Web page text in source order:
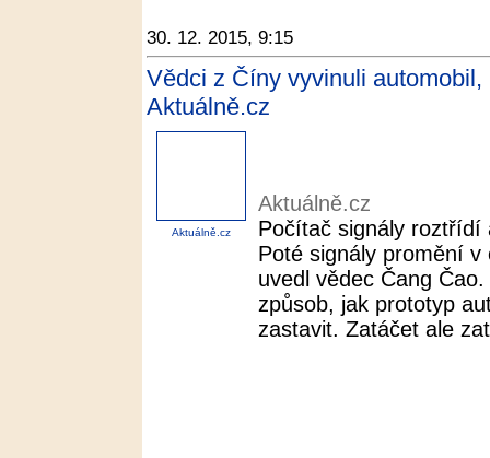
30. 12. 2015, 9:15
Vědci z Číny vyvinuli
Aktuálně.cz
Aktuálně.cz
Aktuálně.cz
Počítač signály roztřídí
Poté signály promění
uvedl vědec Čang
způsob, jak prototyp
zastavit. Zatáčet ale